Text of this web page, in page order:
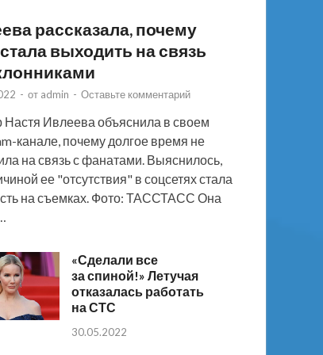
рассказала, почему
выходить на связь
- от admin - Оставьте комментарий
Настя Ивлеева объяснила в своем
канале, почему долгое время не
на связь с фанатами. Выяснилось,
ее "отсутствия" в соцсетях стала
на съемках. Фото: ТАССТАСС Она
«Сделали все
за спиной!» Летучая
отказалась работать
на СТС
30.05.2022